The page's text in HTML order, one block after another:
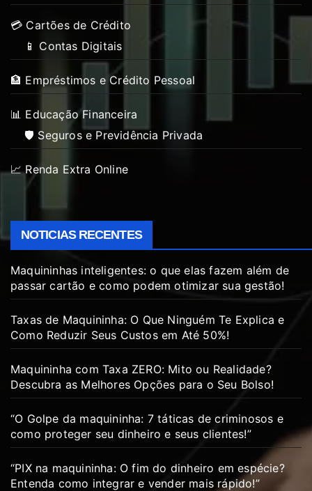
💳 Cartões de Crédito
📱 Contas Digitais
🏦 Empréstimos e Crédito Pessoal
📊 Educação Financeira
🛡️ Seguros e Previdência Privada
📈 Renda Extra Online
NOTICIAS RECENTES
Maquininhas inteligentes: o que elas fazem além de
passar cartão e como podem otimizar sua gestão!
Taxas de Maquininha: O Que Ninguém Te Explica e
Como Reduzir Seus Custos em Até 50%!
Maquininha com Taxa ZERO: Mito ou Realidade?
Descubra as Melhores Opções para o Seu Bolso!
“O Golpe da maquininha: 7 táticas de criminosos e
como proteger seu dinheiro e seus clientes!”
“PIX na maquininha: O fim do dinheiro em espécie?
Entenda como integrar e vender mais rápido!”